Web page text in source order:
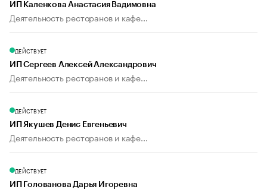
ИП Каленкова Анастасия Вадимовна
Деятельность ресторанов и кафе...
ДЕЙСТВУЕТ
ИП Сергеев Алексей Александрович
Деятельность ресторанов и кафе...
ДЕЙСТВУЕТ
ИП Якушев Денис Евгеньевич
Деятельность ресторанов и кафе...
ДЕЙСТВУЕТ
ИП Голованова Дарья Игоревна